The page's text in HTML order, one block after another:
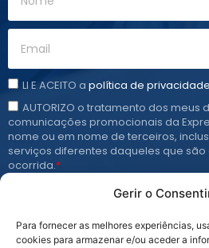
Gerir o
Para fornecer as melhores experiências,
cookies para armazenar e/ou aceder a
LI E ACEITO a política de privacidade
AUTORIZO o tratamento dos
comunicações promocionais da
nome ou em nome de terceiros,
serviços diferentes daqueles que
ocorrida.*